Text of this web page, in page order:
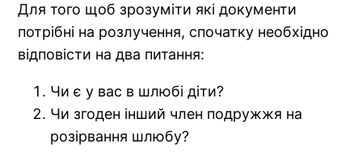
Для того щоб зрозуміти які документи
потрібні на розлучення, спочатку необхідно
відповісти на два питання:
Чи є у вас в шлюбі діти?
Чи згоден інший член подружжя на
розірвання шлюбу?